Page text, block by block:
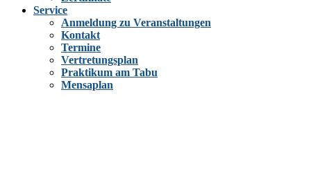
Service
Anmeldung zu Veranstaltungen
Kontakt
Termine
Vertretungsplan
Praktikum am Tabu
Mensaplan